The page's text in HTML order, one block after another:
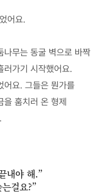
어요.
나무는 동굴 벽으로 바짝
러가기 시작했어요.
어요. 그들은 뭔가를
훔치러 온 형제
내야 해.”
걸요?”